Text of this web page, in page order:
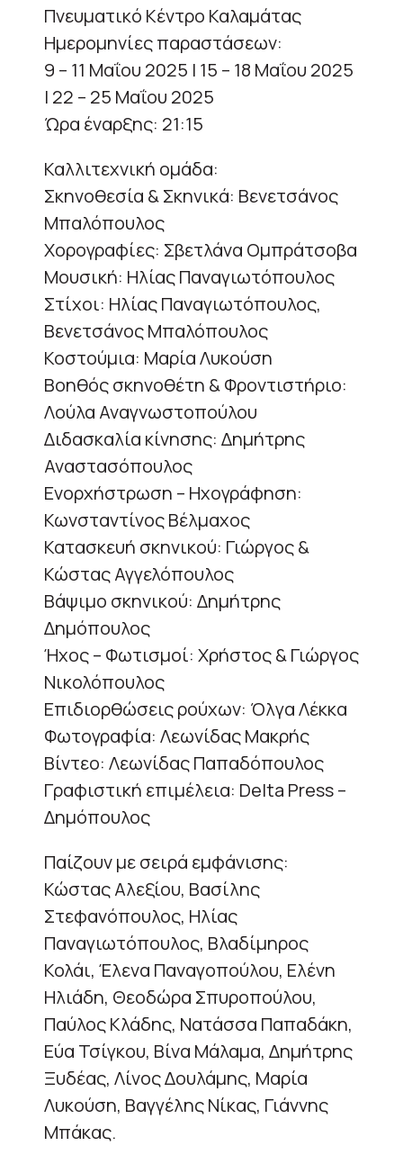
Πνευματικό Κέντρο Καλαμάτας
Ημερομηνίες παραστάσεων:
9 – 11 Μαΐου 2025 | 15 – 18 Μαΐου 2025
| 22 – 25 Μαΐου 2025
Ώρα έναρξης: 21:15
Καλλιτεχνική ομάδα:
Σκηνοθεσία & Σκηνικά: Βενετσάνος
Μπαλόπουλος
Χορογραφίες: Σβετλάνα Ομπράτσοβα
Μουσική: Ηλίας Παναγιωτόπουλος
Στίχοι: Ηλίας Παναγιωτόπουλος,
Βενετσάνος Μπαλόπουλος
Κοστούμια: Μαρία Λυκούση
Βοηθός σκηνοθέτη & Φροντιστήριο:
Λούλα Αναγνωστοπούλου
Διδασκαλία κίνησης: Δημήτρης
Αναστασόπουλος
Ενορχήστρωση – Ηχογράφηση:
Κωνσταντίνος Βέλμαχος
Κατασκευή σκηνικού: Γιώργος &
Κώστας Αγγελόπουλος
Βάψιμο σκηνικού: Δημήτρης
Δημόπουλος
Ήχος – Φωτισμοί: Χρήστος & Γιώργος
Νικολόπουλος
Επιδιορθώσεις ρούχων: Όλγα Λέκκα
Φωτογραφία: Λεωνίδας Μακρής
Βίντεο: Λεωνίδας Παπαδόπουλος
Γραφιστική επιμέλεια: Delta Press –
Δημόπουλος
Παίζουν με σειρά εμφάνισης:
Κώστας Αλεξίου, Βασίλης
Στεφανόπουλος, Ηλίας
Παναγιωτόπουλος, Βλαδίμηρος
Κολάι, Έλενα Παναγοπούλου, Ελένη
Ηλιάδη, Θεοδώρα Σπυροπούλου,
Παύλος Κλάδης, Νατάσσα Παπαδάκη,
Εύα Τσίγκου, Βίνα Μάλαμα, Δημήτρης
Ξυδέας, Λίνος Δουλάμης, Μαρία
Λυκούση, Βαγγέλης Νίκας, Γιάννης
Μπάκας.